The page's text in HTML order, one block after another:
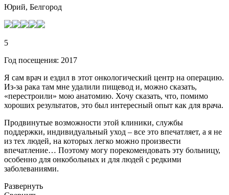
Юрий, Белгород
5
Год посещения: 2017
Я сам врач и ездил в этот онкологический центр на операцию.
Из-за рака там мне удалили пищевод и, можно сказать,
«перестроили» мою анатомию. Хочу сказать, что, помимо
хороших результатов, это был интересный опыт как для врача.
Продвинутые возможности этой клиники, службы
поддержки, индивидуальный уход – все это впечатляет, а я не
из тех людей, на которых легко можно произвести
впечатление… Поэтому могу порекомендовать эту больницу,
особенно для онкобольных и для людей с редкими
заболеваниями.
Развернуть